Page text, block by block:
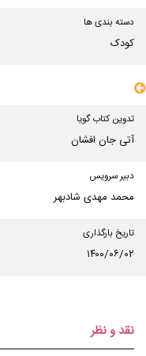
دسته بندی ها
کودک
تدوین کتاب گویا
آتی جان افشان
دبیر سرویس
محمد مهدی شادبهر
تاریخ بارگذاری
۱۴۰۰/۰۶/۰۲
نقد و نظر